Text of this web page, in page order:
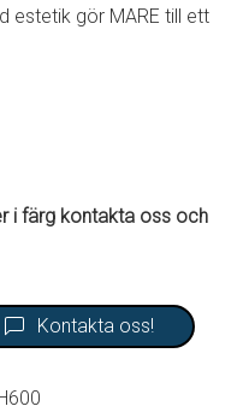
estetik gör MARE till ett
i färg kontakta oss och
Kontakta oss!